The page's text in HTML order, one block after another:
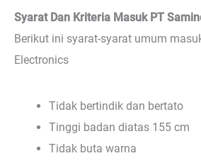
Syarat Dan Kriteria Masuk PT
Berikut ini syarat-syarat umum
Electronics
Tidak bertindik dan bertato
Tinggi badan diatas 155 cm
Tidak buta warna